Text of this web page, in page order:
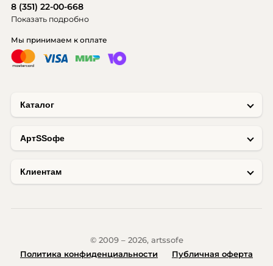
Каталог
AртSSофе
Клиентам
Мы принимаем к оплате
8 (351) 22-00-668
Показать подробно
© 2009 – 2026, artssofe
Политика конфиденциальности
Публичная оферта